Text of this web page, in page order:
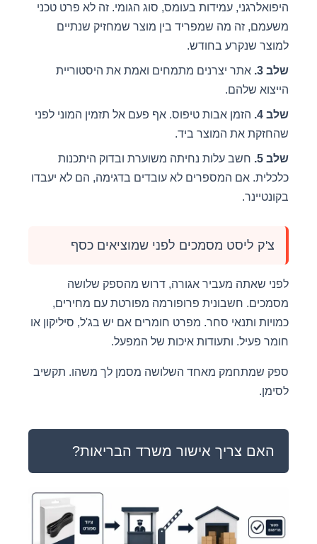
היפואלרגני, עמידות בעומס, סוג הגומי. זה לא פרט טכני
משעמם, זה מה שמפריד בין מוצר שמחזיק שנתיים
למוצר שנקרע בחודש.
שלב 3.
אתר יצרנים מתמחים ואמת את היסטוריית
הייצוא שלהם.
שלב 4.
הזמן אבות טיפוס. אף פעם אל תזמין המוני לפני
שהחזקת את המוצר ביד.
שלב 5.
חשב עלות נחיתה משוערת ובדוק היתכנות
כלכלית. אם המספרים לא עובדים בדגימה, הם לא יעבדו
בקונטיינר.
צ'ק ליסט מסמכים לפני שמוציאים כסף
לפני שאתה מעביר אגורה, דרוש מהספק שלושה
מסמכים. חשבונית פרופורמה מפורטת עם מחירים,
כמויות ותנאי סחר. מפרט חומרים אם יש בג'ל, סיליקון או
חומר פעיל. ותעודות איכות של המפעל.
ספק שמתחמק מאחד השלושה מסמן לך משהו. תקשיב
לסימן.
האם צריך אישור משרד הבריאות?